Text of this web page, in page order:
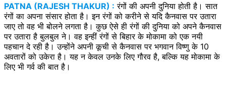
PATNA (RAJESH THAKUR) : रंगों की अपनी दुनिया होती है। सात
रंगों का अपना संसार होता है। इन रंगों को करीने से यदि कैनवास पर उतारा
जाए तो वह भी बोलने लगता है। कुछ ऐसे ही रंगों की दुनिया को अपने कैनवास
पर उतारा है बुलबुल ने। वह इन्हीं रंगों से बिहार के मोकामा को एक नयी
पहचान दे रही है। उन्होंने अपनी कूची से कैनवास पर भगवान विष्णु के 10
अवतारों को उकेरा है। यह न केवल उनके लिए गौरव है, बल्कि यह मोकामा के
लिए भी गर्व की बात है।